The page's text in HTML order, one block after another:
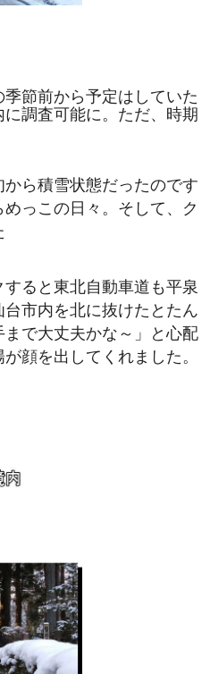
節前から予定はしていた
調査可能に。ただ、時期
ら積雪状態だったのです
っこの日々。そして、ク
ると東北自動車道も平泉
市内を北に抜けたとたん
で大丈夫かな～」と心配
顔を出してくれました。